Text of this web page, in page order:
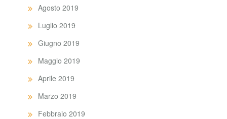
Agosto 2019
Luglio 2019
Giugno 2019
Maggio 2019
Aprile 2019
Marzo 2019
Febbraio 2019